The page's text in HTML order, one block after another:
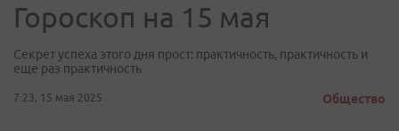
Гороскоп на 15 мая
Секрет успеха этого дня прост: практичность, практичность и
еще раз практичность
7:23, 15 мая 2025 Общество